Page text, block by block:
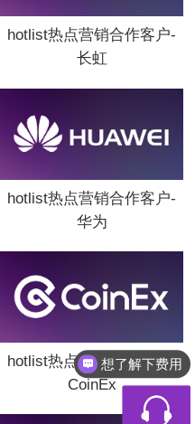
hotlist热点营销合作客户-
长虹
hotlist热点营销合作客户-
华为
hotlist热点营销合作客户-
CoinEx
想了解下费用
都有什么服务